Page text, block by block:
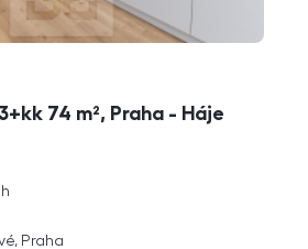
74 m², Praha - Háje
Praha